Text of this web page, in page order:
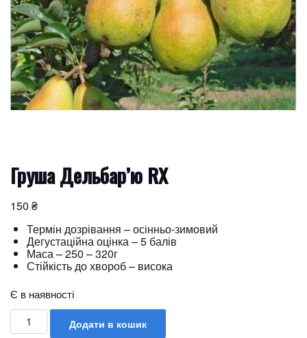
Груша Дельбар’ю RX
150 ₴
Термін дозрівання – осінньо-зимовий
Дегустаційна оцінка – 5 балів
Маса – 250 – 320г
Стійкість до хвороб – висока
Є в наявності
Додати в кошик